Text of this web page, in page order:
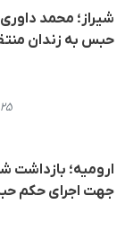
شیراز؛ محمد
حبس به زندان
۲۵ اردیبهشت ۱۴۰۳، ۱۵:۵۵
ارومیه؛ بازداشت
جهت اجرای حکم